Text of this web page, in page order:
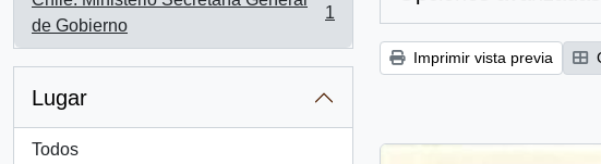
de Gobierno
, 1 resultados
1
Lugar
Todos
Imprimir vista previa